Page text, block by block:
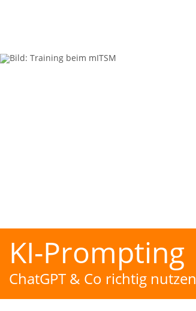
KI-Prompting
ChatGPT & Co richtig nutzen